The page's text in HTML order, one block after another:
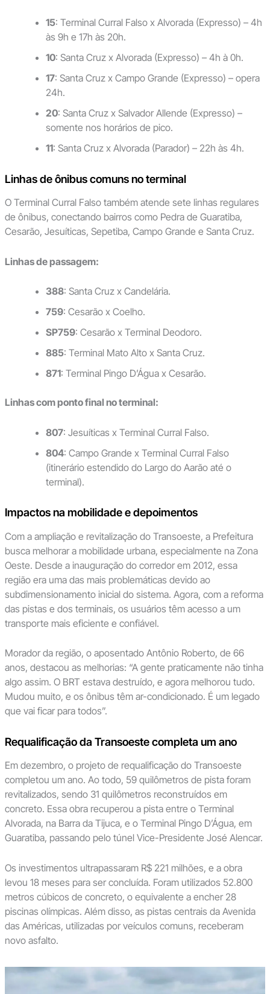
15: Terminal Curral Falso x Alvorada (Expresso) – 4h
às 9h e 17h às 20h.
10: Santa Cruz x Alvorada (Expresso) – 4h à 0h.
17: Santa Cruz x Campo Grande (Expresso) – opera
24h.
20: Santa Cruz x Salvador Allende (Expresso) –
somente nos horários de pico.
11: Santa Cruz x Alvorada (Parador) – 22h às 4h.
Linhas de ônibus comuns no terminal
O Terminal Curral Falso também atende sete linhas regulares
de ônibus, conectando bairros como Pedra de Guaratiba,
Cesarão, Jesuíticas, Sepetiba, Campo Grande e Santa Cruz.
Linhas de passagem:
388: Santa Cruz x Candelária.
759: Cesarão x Coelho.
SP759: Cesarão x Terminal Deodoro.
885: Terminal Mato Alto x Santa Cruz.
871: Terminal Pingo D’Água x Cesarão.
Linhas com ponto final no terminal:
807: Jesuíticas x Terminal Curral Falso.
804: Campo Grande x Terminal Curral Falso
(itinerário estendido do Largo do Aarão até o
terminal).
Impactos na mobilidade e depoimentos
Com a ampliação e revitalização do Transoeste, a Prefeitura
busca melhorar a mobilidade urbana, especialmente na Zona
Oeste. Desde a inauguração do corredor em 2012, essa
região era uma das mais problemáticas devido ao
subdimensionamento inicial do sistema. Agora, com a reforma
das pistas e dos terminais, os usuários têm acesso a um
transporte mais eficiente e confiável.
Morador da região, o aposentado Antônio Roberto, de 66
anos, destacou as melhorias: “A gente praticamente não tinha
algo assim. O BRT estava destruído, e agora melhorou tudo.
Mudou muito, e os ônibus têm ar-condicionado. É um legado
que vai ficar para todos”.
Requalificação da Transoeste completa um ano
Em dezembro, o projeto de requalificação do Transoeste
completou um ano. Ao todo, 59 quilômetros de pista foram
revitalizados, sendo 31 quilômetros reconstruídos em
concreto. Essa obra recuperou a pista entre o Terminal
Alvorada, na Barra da Tijuca, e o Terminal Pingo D’Água, em
Guaratiba, passando pelo túnel Vice-Presidente José Alencar.
Os investimentos ultrapassaram R$ 221 milhões, e a obra
levou 18 meses para ser concluída. Foram utilizados 52.800
metros cúbicos de concreto, o equivalente a encher 28
piscinas olímpicas. Além disso, as pistas centrais da Avenida
das Américas, utilizadas por veículos comuns, receberam
novo asfalto.